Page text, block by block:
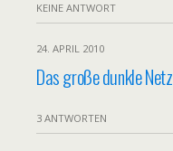
KEINE ANTWORT
24. APRIL 2010
Das große dunkle Netz
3 ANTWORTEN